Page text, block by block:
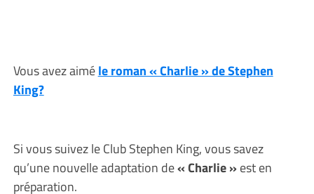
Vous avez aiméle roman « Charlie » de Stephen
King?
Si vous suivez le Club Stephen King, vous savez
qu’une nouvelle adaptation de« Charlie » est en
préparation.